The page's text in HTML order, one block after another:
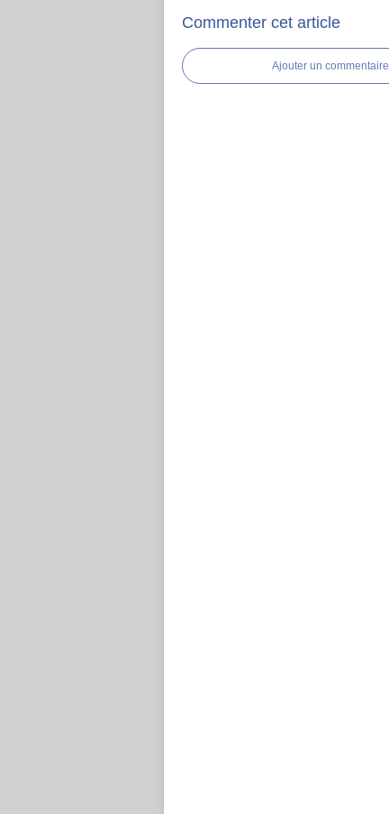
Commenter cet article
Ajouter un commentaire